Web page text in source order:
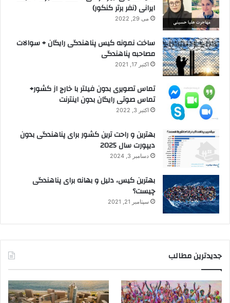
ایرانی (نفر برتر کنکور)
می 29, 2022
ساخت نمونه کیس پناهندگی رایگان + سوالات
مصاحبه پناهندگی
اکتبر 17, 2021
تماس تصویری بدون فیلتر با خارج از کشور+
تماس صوتی رایگان بدون اینترنت
اکتبر 3, 2022
بهترین و راحت ترین کشور برای پناهندگی بدون
دیپورت سال 2025
دسامبر 3, 2024
بهترین کیس، دلیل و بهانه برای پناهندگی
چیست؟
سپتامبر 21, 2021
جدیدترین مطالب